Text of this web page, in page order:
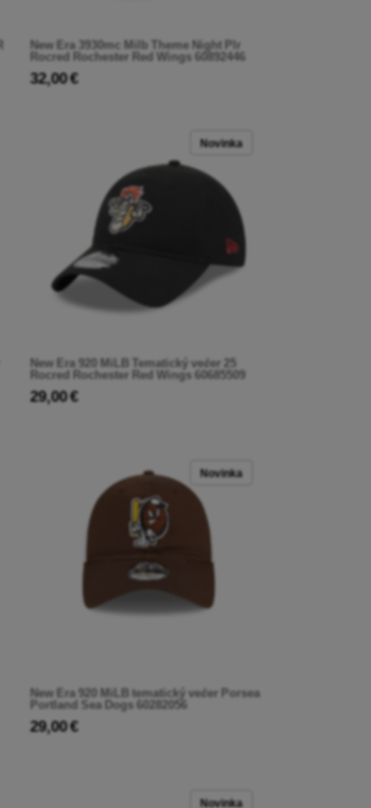
New Era 3930mc Milb Theme Night Plr
Rocred Rochester Red Wings 60892446
32,00 €
Novinka
New Era 920 MiLB Tematický večer 25
Rocred Rochester Red Wings 60685509
29,00 €
Novinka
New Era 920 MiLB tematický večer Porsea
Portland Sea Dogs 60282056
29,00 €
Novinka